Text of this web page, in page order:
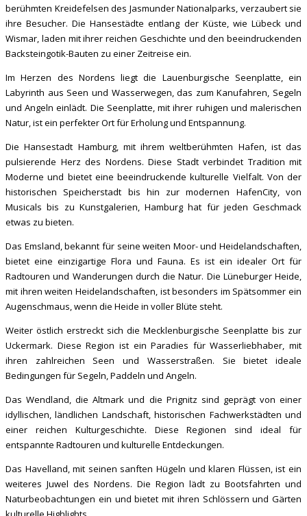
berühmten Kreidefelsen des Jasmunder Nationalparks, verzaubert sie
ihre Besucher. Die Hansestädte entlang der Küste, wie Lübeck und
Wismar, laden mit ihrer reichen Geschichte und den beeindruckenden
Backsteingotik-Bauten zu einer Zeitreise ein.
Im Herzen des Nordens liegt die Lauenburgische Seenplatte, ein
Labyrinth aus Seen und Wasserwegen, das zum Kanufahren, Segeln
und Angeln einlädt. Die Seenplatte, mit ihrer ruhigen und malerischen
Natur, ist ein perfekter Ort für Erholung und Entspannung.
Die Hansestadt Hamburg, mit ihrem weltberühmten Hafen, ist das
pulsierende Herz des Nordens. Diese Stadt verbindet Tradition mit
Moderne und bietet eine beeindruckende kulturelle Vielfalt. Von der
historischen Speicherstadt bis hin zur modernen HafenCity, von
Musicals bis zu Kunstgalerien, Hamburg hat für jeden Geschmack
etwas zu bieten.
Das Emsland, bekannt für seine weiten Moor- und Heidelandschaften,
bietet eine einzigartige Flora und Fauna. Es ist ein idealer Ort für
Radtouren und Wanderungen durch die Natur. Die Lüneburger Heide,
mit ihren weiten Heidelandschaften, ist besonders im Spätsommer ein
Augenschmaus, wenn die Heide in voller Blüte steht.
Weiter östlich erstreckt sich die Mecklenburgische Seenplatte bis zur
Uckermark. Diese Region ist ein Paradies für Wasserliebhaber, mit
ihren zahlreichen Seen und Wasserstraßen. Sie bietet ideale
Bedingungen für Segeln, Paddeln und Angeln.
Das Wendland, die Altmark und die Prignitz sind geprägt von einer
idyllischen, ländlichen Landschaft, historischen Fachwerkstädten und
einer reichen Kulturgeschichte. Diese Regionen sind ideal für
entspannte Radtouren und kulturelle Entdeckungen.
Das Havelland, mit seinen sanften Hügeln und klaren Flüssen, ist ein
weiteres Juwel des Nordens. Die Region lädt zu Bootsfahrten und
Naturbeobachtungen ein und bietet mit ihren Schlössern und Gärten